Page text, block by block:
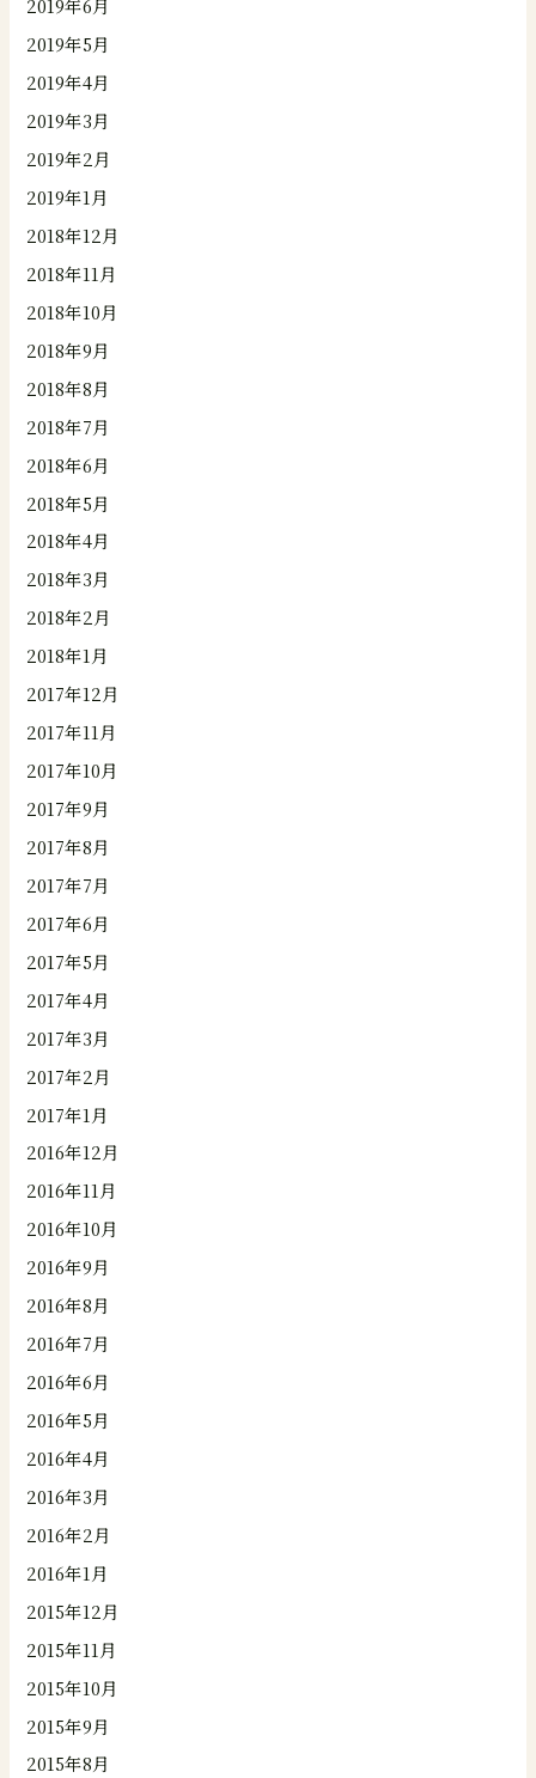
2019年6月
2019年5月
2019年4月
2019年3月
2019年2月
2019年1月
2018年12月
2018年11月
2018年10月
2018年9月
2018年8月
2018年7月
2018年6月
2018年5月
2018年4月
2018年3月
2018年2月
2018年1月
2017年12月
2017年11月
2017年10月
2017年9月
2017年8月
2017年7月
2017年6月
2017年5月
2017年4月
2017年3月
2017年2月
2017年1月
2016年12月
2016年11月
2016年10月
2016年9月
2016年8月
2016年7月
2016年6月
2016年5月
2016年4月
2016年3月
2016年2月
2016年1月
2015年12月
2015年11月
2015年10月
2015年9月
2015年8月